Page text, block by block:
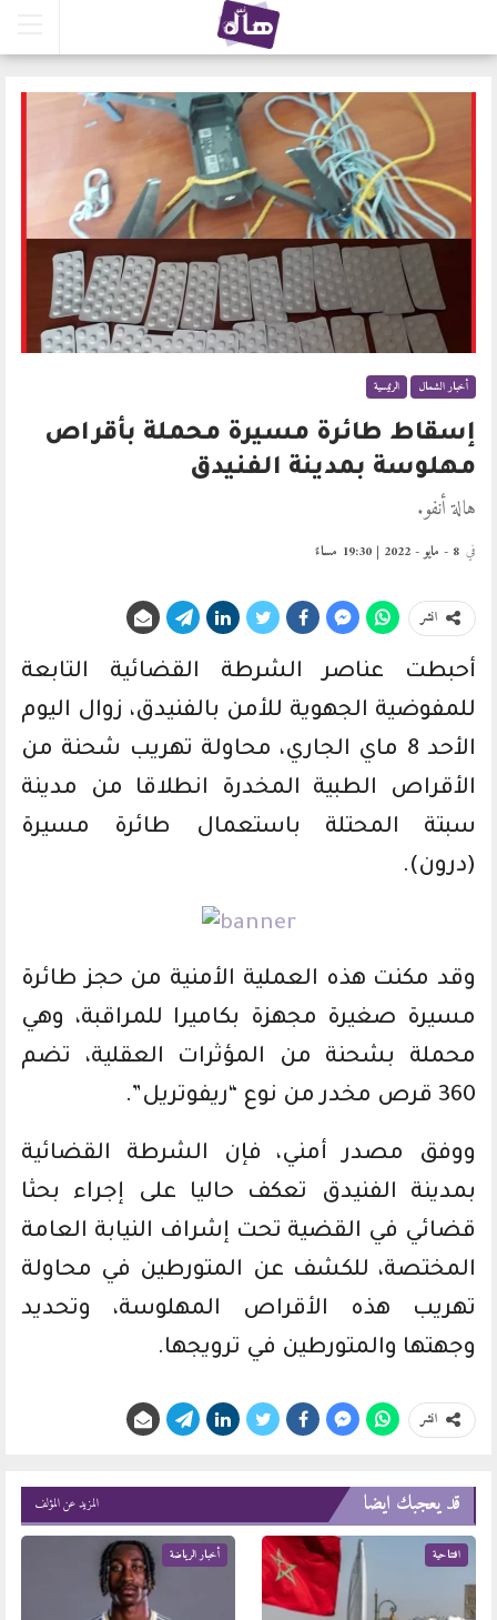
أخبار الشمال الرئيسية
إسقاط طائرة مسيرة محملة بأقراص
مهلوسة بمدينة الفنيدق
هالة أنفو.
في 8 - مايو - 2022 | 19:30 مساءً
انشر
أحبطت عناصر الشرطة القضائية التابعة
للمفوضية الجهوية للأمن بالفنيدق، زوال اليوم
الأحد 8 ماي الجاري، محاولة تهريب شحنة من
الأقراص الطبية المخدرة انطلاقا من مدينة
سبتة المحتلة باستعمال طائرة مسيرة
(درون).
وقد مكنت هذه العملية الأمنية من حجز طائرة
مسيرة صغيرة مجهزة بكاميرا للمراقبة، وهي
محملة بشحنة من المؤثرات العقلية، تضم
360 قرص مخدر من نوع “ريفوتريل”.
ووفق مصدر أمني، فإن الشرطة القضائية
بمدينة الفنيدق تعكف حاليا على إجراء بحثا
قضائي في القضية تحت إشراف النيابة العامة
المختصة، للكشف عن المتورطين في محاولة
تهريب هذه الأقراص المهلوسة، وتحديد
وجهتها والمتورطين في ترويجها.
انشر
قد يعجبك ايضا المزيد عن المؤلف
افتتاحية أخبار الرياضة